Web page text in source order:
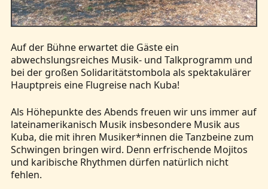
Auf der Bühne erwartet die Gäste ein
abwechslungsreiches Musik- und Talkprogramm und
bei der großen Solidaritätstombola als spektakulärer
Hauptpreis eine Flugreise nach Kuba!
Als Höhepunkte des Abends freuen wir uns immer auf
lateinamerikanisch Musik insbesondere Musik aus
Kuba, die mit ihren Musiker*innen die Tanzbeine zum
Schwingen bringen wird. Denn erfrischende Mojitos
und karibische Rhythmen dürfen natürlich nicht
fehlen.